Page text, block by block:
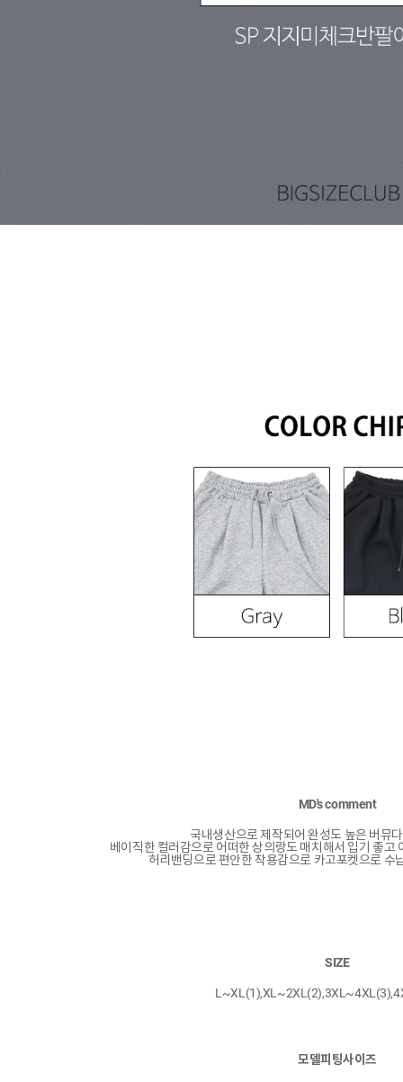
MD's comment
국내생산으로 제작되어 완성도 높은 버뮤
베이직한 컬러감으로 어떠한 상의랑도 매치해서 입기 좋고
허리밴딩으로 편안한 착용감으로 카고포켓으로 수
SIZE
모델피팅사이즈